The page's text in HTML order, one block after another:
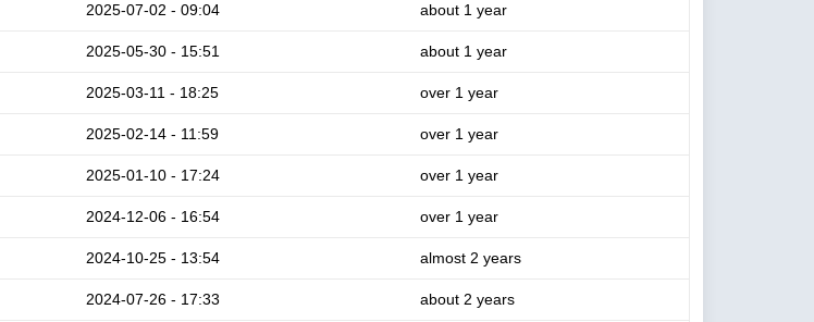
2025-07-02 - 09:04 about 1 year
2025-05-30 - 15:51 about 1 year
2025-03-11 - 18:25 over 1 year
2025-02-14 - 11:59 over 1 year
2025-01-10 - 17:24 over 1 year
2024-12-06 - 16:54 over 1 year
2024-10-25 - 13:54 almost 2 years
2024-07-26 - 17:33 about 2 years